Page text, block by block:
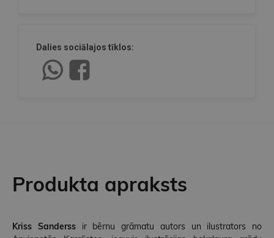
Dalies sociālajos tīklos:
Produkta apraksts
Kriss Sanderssir bērnu grāmatu autors un ilustrators no